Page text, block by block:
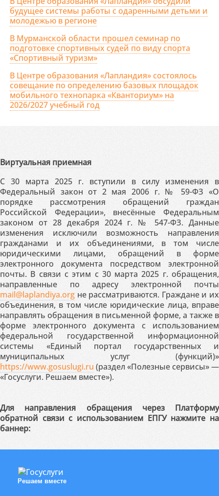
будущее системы работы с одаренными детьми и
молодежью в регионе
В Мурманской области прошел семинар по
подготовке спортивных судей по виду спорта
«Спортивный туризм»
В Центре образования «Лапландия» состоялось
совещание по определению базовых площадок
мобильного технопарка «Кванториум» на
2026/2027 учебный год
Виртуальная приемная
С 30 марта 2025 г. вступили в силу изменения в
Федеральный закон от 2 мая 2006 г. № 59-ФЗ «О
порядке рассмотрения обращений граждан
Российской Федерации», внесённые Федеральным
законом от 28 декабря 2024 г. № 547-ФЗ. Данные
изменения исключили возможность направления
гражданами и их объединениями, в том числе
юридическими лицами, обращений в форме
электронного документа посредством электронной
почты. В связи с этим с 30 марта 2025 г. обращения,
направленные по адресу электронной почты
mail@laplandiya.org не рассматриваются. Граждане и их
объединения, в том числе юридические лица, вправе
направлять обращения в письменной форме, а также в
форме электронного документа с использованием
федеральной государственной информационной
системы «Единый портал государственных и
муниципальных услуг (функций)»
https://www.gosuslugi.ru (раздел «Полезные сервисы» —
«Госуслуги. Решаем вместе»).
Для направления обращения через Платформу
обратной связи с использованием ЕПГУ нажмите на
баннер:
Решаем вместе